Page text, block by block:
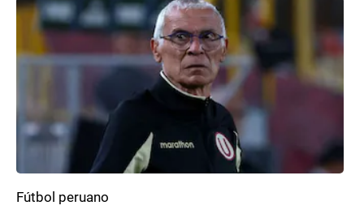
Fútbol peruano